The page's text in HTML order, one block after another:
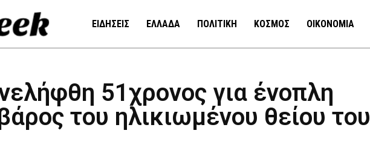
ΕΙΔΗΣΕΙΣ ΕΛΛΑΔΑ ΠΟΛΙΤΙΚΗ ΚΟΣΜΟΣ ΟΙΚΟΝΟΜΙΑ
51χρονος για ένοπλη
του ηλικιωμένου θείου του